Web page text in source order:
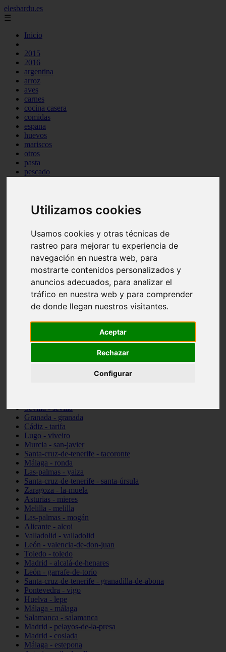
Utilizamos cookies
Usamos cookies y otras técnicas de
rastreo para mejorar tu experiencia de
navegación en nuestra web, para
mostrarte contenidos personalizados y
anuncios adecuados, para analizar el
tráfico en nuestra web y para comprender
de donde llegan nuestros visitantes.
Aceptar
Rechazar
Configurar
elesbardu.es
☰
Inicio
2015
2016
argentina
arroz
aves
carnes
cocina casera
comidas
espana
huevos
mariscos
otros
pasta
pescado
tag
venezuela
vocabulario de cocina
Madrid - pozuelo-de-alarcón
Teruel - sarrión
Cádiz - algodonales
Illes-balears - inca
Madrid - madrid
Málaga - torremolinos
Asturias - oviedo
Cádiz - el-puerto-de-santa-maría
Toledo - illescas
Málaga - marbella
Barcelona - barcelona
Sevilla - sevilla
Granada - granada
Cádiz - tarifa
Lugo - viveiro
Murcia - san-javier
Santa-cruz-de-tenerife - tacoronte
Málaga - ronda
Las-palmas - yaiza
Santa-cruz-de-tenerife - santa-úrsula
Zaragoza - la-muela
Asturias - mieres
Melilla - melilla
Las-palmas - mogán
Alicante - alcoi
Valladolid - valladolid
León - valencia-de-don-juan
Toledo - toledo
Madrid - alcalá-de-henares
León - garrafe-de-torío
Santa-cruz-de-tenerife - granadilla-de-abona
Pontevedra - vigo
Huelva - lepe
Málaga - málaga
Salamanca - salamanca
Madrid - pelayos-de-la-presa
Madrid - coslada
Málaga - estepona